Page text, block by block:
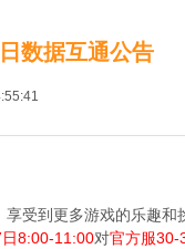
数据互通公告
到更多游戏的乐趣和
8:00-11:00对官方服30-